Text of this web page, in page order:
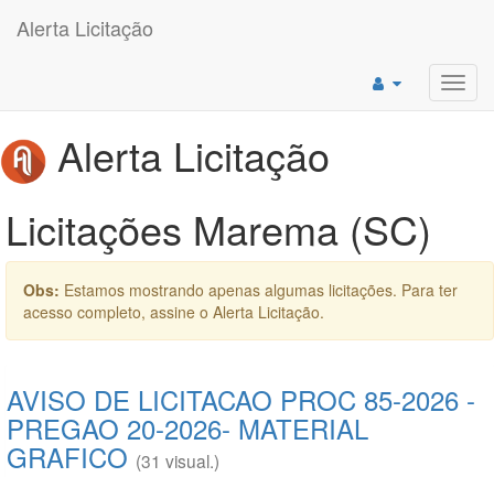
Alerta Licitação
Alerta Licitação
Licitações Marema (SC)
Obs: Estamos mostrando apenas algumas licitações. Para ter
acesso completo, assine o Alerta Licitação.
AVISO DE LICITACAO PROC 85-2026 -
PREGAO 20-2026- MATERIAL
GRAFICO (31 visual.)